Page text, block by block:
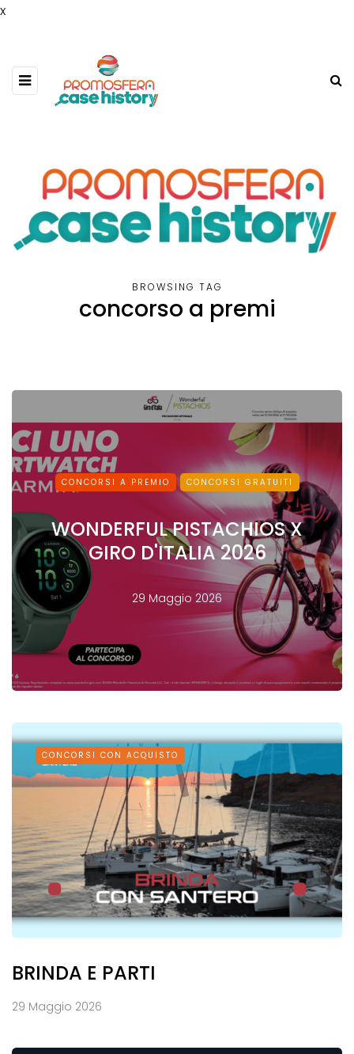
x
BROWSING TAG
concorso a premi
CONCORSI A PREMIO CONCORSI GRATUITI
WONDERFUL PISTACHIOS X
GIRO D'ITALIA 2026
29 Maggio 2026
CONCORSI CON ACQUISTO
BRINDA E PARTI
29 Maggio 2026